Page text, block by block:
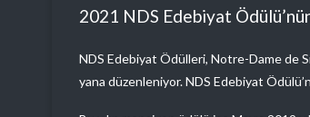
2021 NDS Edebiyat
NDS Edebiyat Ödülleri, Notre-Dame de
yana düzenleniyor. NDS Edebiyat